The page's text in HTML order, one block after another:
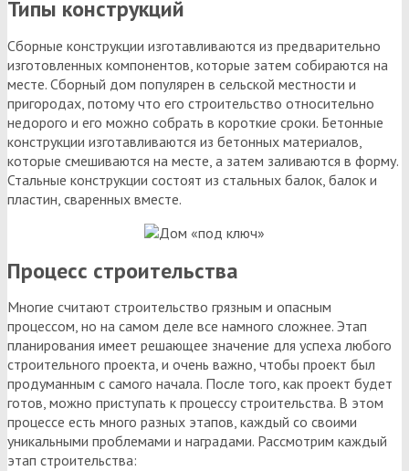
Типы конструкций
Сборные конструкции изготавливаются из предварительно
изготовленных компонентов, которые затем собираются на
месте. Сборный дом популярен в сельской местности и
пригородах, потому что его строительство относительно
недорого и его можно собрать в короткие сроки. Бетонные
конструкции изготавливаются из бетонных материалов,
которые смешиваются на месте, а затем заливаются в форму.
Стальные конструкции состоят из стальных балок, балок и
пластин, сваренных вместе.
Процесс строительства
Многие считают строительство грязным и опасным
процессом, но на самом деле все намного сложнее. Этап
планирования имеет решающее значение для успеха любого
строительного проекта, и очень важно, чтобы проект был
продуманным с самого начала. После того, как проект будет
готов, можно приступать к процессу строительства. В этом
процессе есть много разных этапов, каждый со своими
уникальными проблемами и наградами. Рассмотрим каждый
этап строительства: